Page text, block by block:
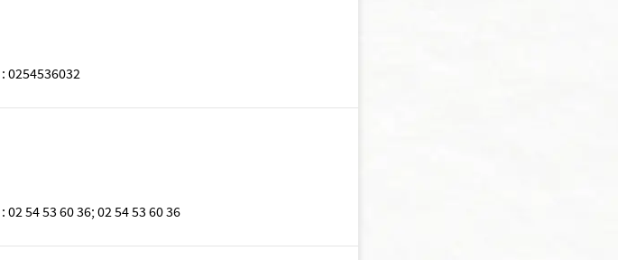
:0254536032
:02 54 53 60 36;02 54 53 60 36